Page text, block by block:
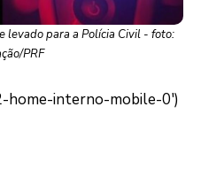
levado para a Polícia Civil - foto:
PRF